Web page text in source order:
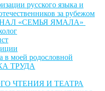
русского языка и
за рубежом
«СЕМЬЯ ЯМАЛА»
в моей родословной
ТРУДА
ЧТЕНИЯ И ТЕАТРА